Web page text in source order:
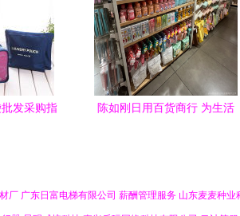
发采购指
陈如刚日用百货商行 为生活
厂 广东日富电梯有限公司 薪酬管理服务 山东麦麦种业